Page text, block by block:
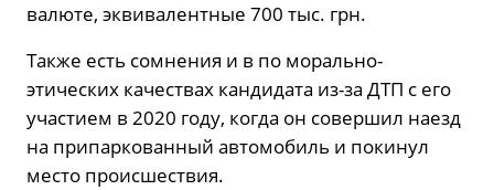
валюте, эквивалентные 700 тыс. грн.
Также есть сомнения и в по морально-
этических качествах кандидата из-за ДТП с его
участием в 2020 году, когда он совершил наезд
на припаркованный автомобиль и покинул
место происшествия.